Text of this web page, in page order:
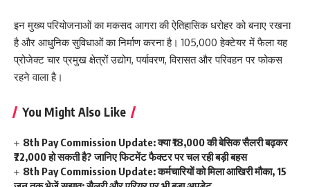
इन मुख्य परियोजनाओं का मकसद आगरा की ऐतिहासिक धरोहर को बनाए रखना
है और आधुनिक सुविधाओं का निर्माण करना है। 105,000 हेक्टेयर में फैला यह
प्रोजेक्ट चार प्रमुख क्षेत्रों उद्योग, पर्यावरण, विरासत और परिवहन पर फोकस
रहने वाला है।
You Might Also Like
8th Pay Commission Update: क्या ₹18,000 की बेसिक सैलरी बढ़कर
₹72,000 हो सकती है? जानिए फिटमेंट फैक्टर पर चल रही बड़ी बहस
8th Pay Commission Update: कर्मचारियों को मिला आखिरी मौका, 15